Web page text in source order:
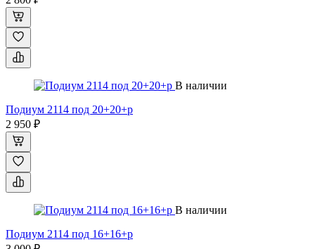
В наличии
Подиум 2114 под 20+20+р
2 950 ₽
В наличии
Подиум 2114 под 16+16+р